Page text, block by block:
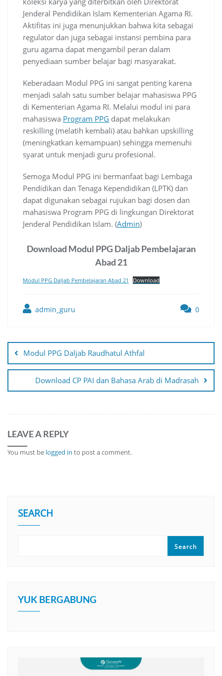
Jenderal Pendidikan Islam Kementerian Agama RI.
Aktifitas ini juga menunjukkan bahwa kita sebagai
regulator dan juga sebagai instansi pembina para
guru agama dapat mengambil peran dalam
penyediaan sumber belajar bagi masyarakat.
Keberadaan Modul PPG ini sangat penting karena
menjadi salah satu sumber belajar mahasiswa PPG
di Kementerian Agama RI. Melalui modul ini para
mahasiswa Program PPG dapat melakukan
reskilling (melatih kembali) atau bahkan upskilling
(meningkatkan kemampuan) sehingga memenuhi
syarat untuk menjadi guru profesional.
Semoga Modul PPG ini bermanfaat bagi Lembaga
Pendidikan dan Tenaga Kependidikan (LPTK) dan
dapat digunakan sebagai rujukan bagi dosen dan
mahasiswa Program PPG di lingkungan Direktorat
Jenderal Pendidikan Islam. (Admin)
Download Modul PPG Daljab Pembelajaran
Abad 21
Modul PPG Daljab Pembelajaran Abad 21 Download
admin_guru 0
navigation
Modul PPG Daljab Raudhatul Athfal
Download CP PAI dan Bahasa Arab di Madrasah
LEAVE A REPLY
You must be logged in to post a comment.
SEARCH
Search
YUK BERGABUNG